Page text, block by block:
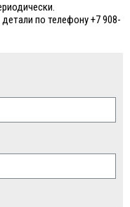
по телефону +7 908-